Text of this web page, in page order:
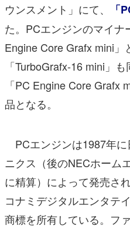
その他
電ファミニコゲーマーとは？
運営：株式会社マレ
ウンスメント」にて、
「
た。PCエンジンのマイ
Engine Core Grafx mini」
「TurboGrafx-16 mini」
「PC Engine Core Grafx
品となる。
PCエンジンは1987年に
ニクス（後のNECホーム
に精算）によって発売さ
コナミデジタルエンタテ
商標を所有している。フ